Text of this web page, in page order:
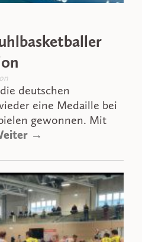
deutschen
eine Medaille bei
gewonnen. Mit
→